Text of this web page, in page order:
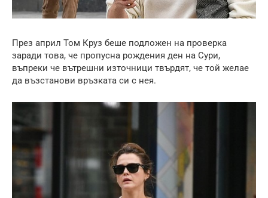
През април Том Круз беше подложен на проверка
заради това, че пропусна рождения ден на Сури,
въпреки че вътрешни източници твърдят, че той желае
да възстанови връзката си с нея.